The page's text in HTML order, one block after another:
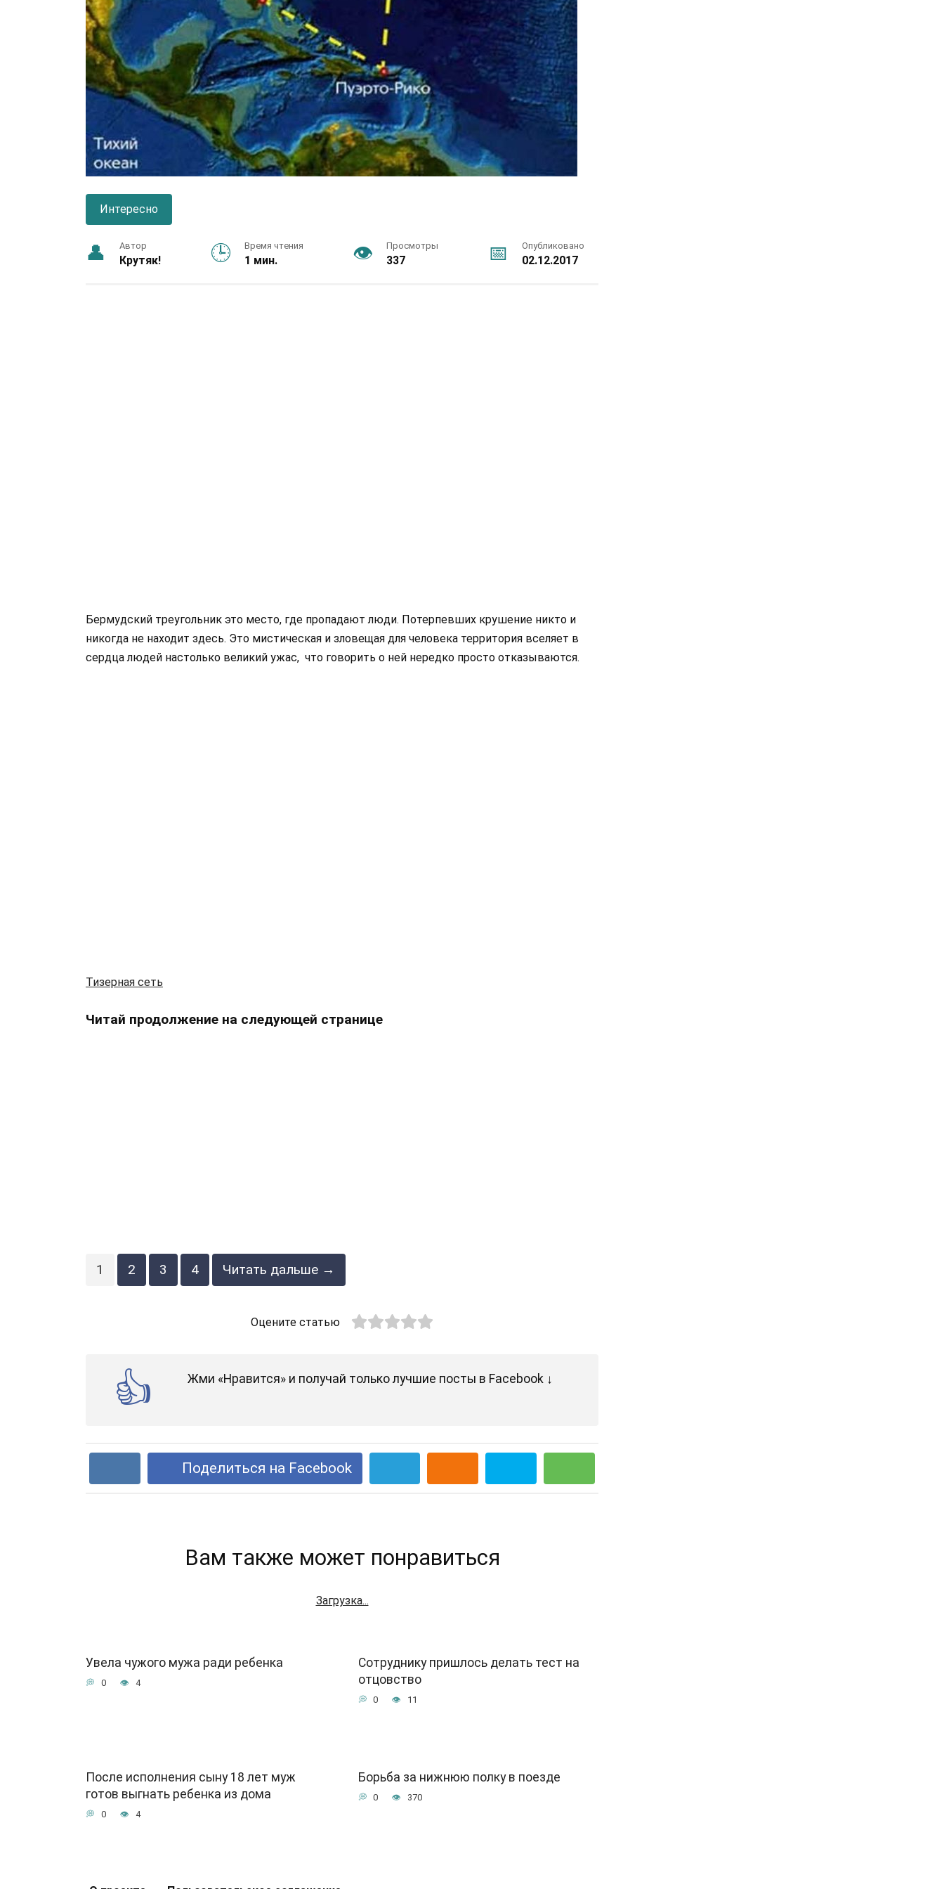
Интересно
Автор
Крутяк!
Время чтения
1 мин.
Просмотры
337
Опубликовано
02.12.2017
Бермудский треугольник это место, где пропадают люди. Потерпевших крушение никто и
никогда не находит здесь. Это мистическая и зловещая для человека территория вселяет в
сердца людей настолько великий ужас, что говорить о ней нередко просто отказываются.
Тизерная сеть
Читай продолжение на следующей странице
1 2 3 4 Читать дальше →
Оцените статью
Жми «Нравится» и получай только лучшие посты в Facebook ↓
Поделиться на Facebook
Вам также может понравиться
Загрузка...
Увела чужого мужа ради ребенка
0 4
Сотруднику пришлось делать тест на
отцовство
0 11
После исполнения сыну 18 лет муж
готов выгнать ребенка из дома
0 4
Борьба за нижнюю полку в поезде
0 370